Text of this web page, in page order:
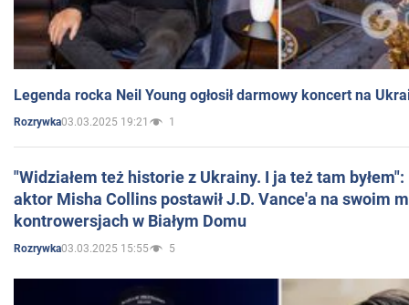
Legenda rocka Neil Young ogłosił darmowy koncert na
Rozrywka03.03.2025 19:21 1
"Widziałem też historie z Ukrainy. I ja też tam
aktor Misha Collins postawił J.D. Vance'a na swoim
kontrowersjach w Białym Domu
Rozrywka03.03.2025 15:55 5